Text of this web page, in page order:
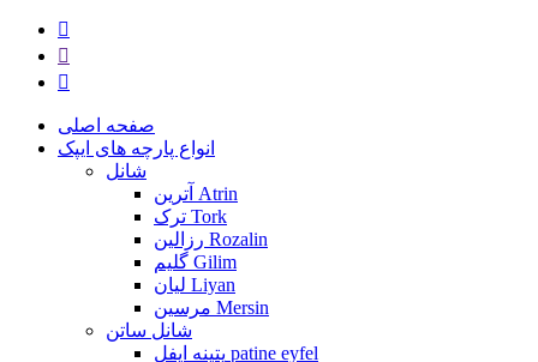
صفحه اصلی
انواع پارچه های ایپک
شانل
آترین Atrin
ترک Tork
رزالین Rozalin
گلیم Gilim
لیان Liyan
مرسین Mersin
شانل ساتن
پتینه ایفل patine eyfel